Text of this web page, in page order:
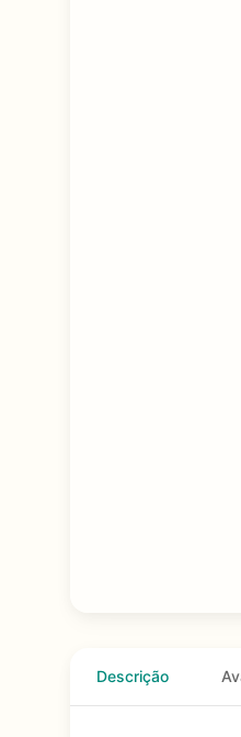
Descrição